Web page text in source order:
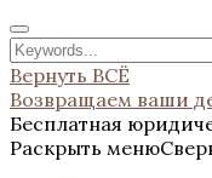
Вернуть ВСЁ
Возвращаем ваши
Бесплатная
Раскрыть меню